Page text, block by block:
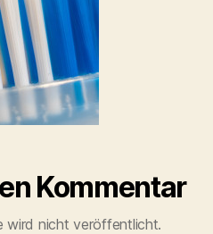
Kommentar
wird nicht veröffentlicht.